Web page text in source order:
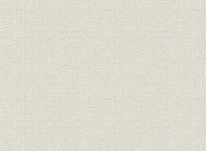
(1) 概要
(2) 石北線の建設工事
2 東北地方
(1) 概要